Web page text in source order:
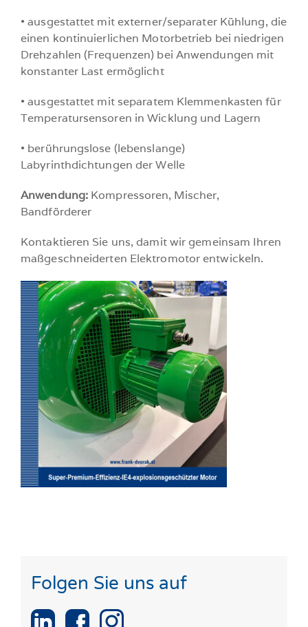
• ausgestattet mit externer/separater Kühlung, die
einen kontinuierlichen Motorbetrieb bei niedrigen
Drehzahlen (Frequenzen) bei Anwendungen mit
konstanter Last ermöglicht
• ausgestattet mit separatem Klemmenkasten für
Temperatursensoren in Wicklung und Lagern
• berührungslose (lebenslange)
Labyrinthdichtungen der Welle
Anwendung: Kompressoren, Mischer,
Bandförderer
Kontaktieren Sie uns, damit wir gemeinsam Ihren
maßgeschneiderten Elektromotor entwickeln.
Folgen Sie uns auf